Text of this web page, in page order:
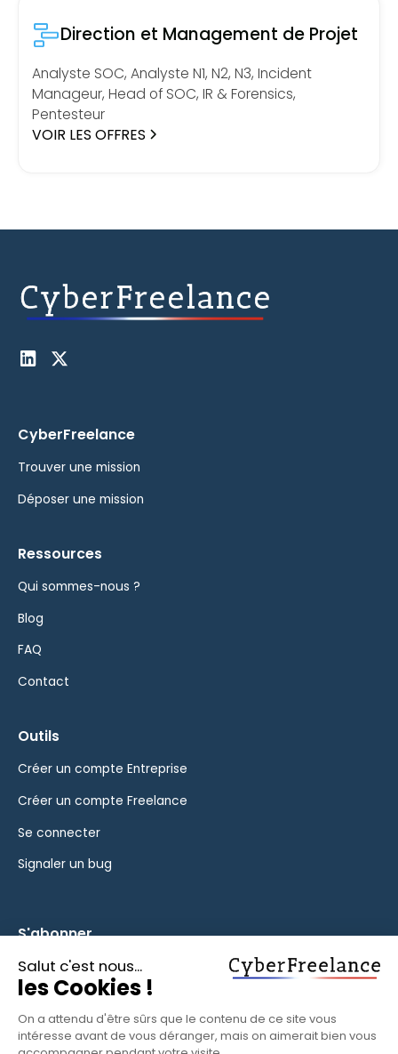
Direction et Management de Projet
Analyste SOC, Analyste N1, N2, N3, Incident
Manageur, Head of SOC, IR & Forensics,
Pentesteur
VOIR LES OFFRES
CyberFreelance
Trouver une mission
Déposer une mission
Ressources
Qui sommes-nous ?
Blog
FAQ
Contact
Outils
Créer un compte Entreprise
Créer un compte Freelance
Se connecter
Signaler un bug
S'abonner
Inscrivez-vous à notre newsletter pour rester informé des
fonctionnalités et des nouveautés.
S'ABONNER